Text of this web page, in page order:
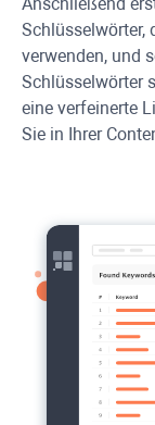
Schlüsselwörter,
verwenden, und
Schlüsselwörter
eine verfeinerte
Sie in Ihrer